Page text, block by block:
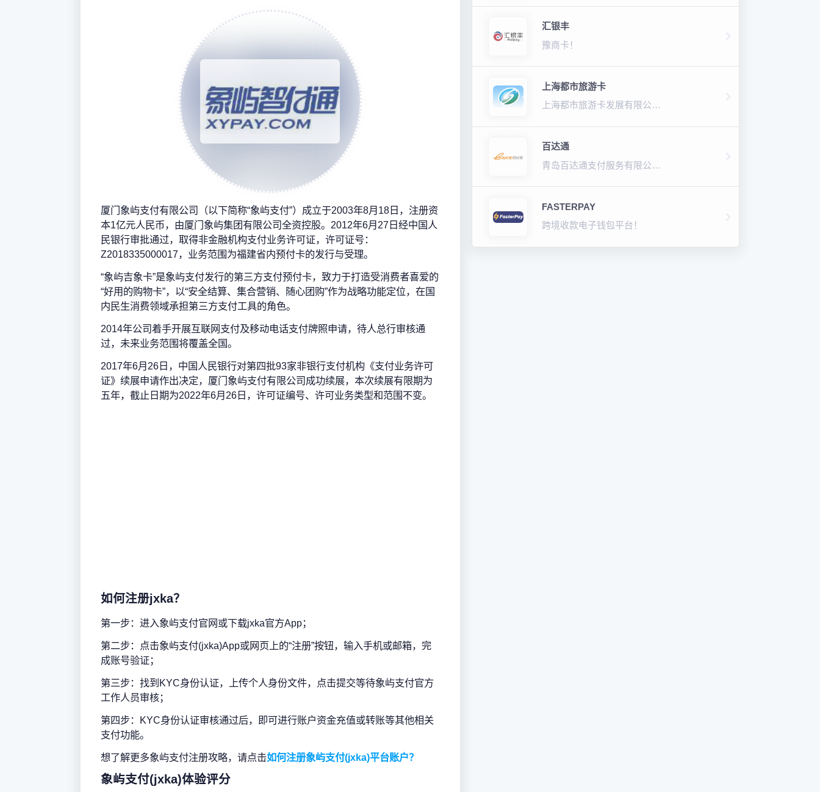
厦门象屿支付有限公司（以下简称“象屿支付”）成立于2003年8月18日，注册资
本1亿元人民币，由厦门象屿集团有限公司全资控股。2012年6月27日经中国人
民银行审批通过，取得非金融机构支付业务许可证，许可证号：
Z2018335000017，业务范围为福建省内预付卡的发行与受理。
“象屿吉象卡”是象屿支付发行的第三方支付预付卡，致力于打造受消费者喜爱的
“好用的购物卡”，以“安全结算、集合营销、随心团购”作为战略功能定位，在国
内民生消费领域承担第三方支付工具的角色。
2014年公司着手开展互联网支付及移动电话支付牌照申请，待人总行审核通
过，未来业务范围将覆盖全国。
2017年6月26日，中国人民银行对第四批93家非银行支付机构《支付业务许可
证》续展申请作出决定，厦门象屿支付有限公司成功续展，本次续展有限期为
五年，截止日期为2022年6月26日，许可证编号、许可业务类型和范围不变。
如何注册jxka？
第一步：进入象屿支付官网或下载jxka官方App；
第二步：点击象屿支付(jxka)App或网页上的“注册”按钮，输入手机或邮箱，完
成账号验证；
第三步：找到KYC身份认证，上传个人身份文件，点击提交等待象屿支付官方
工作人员审核；
第四步：KYC身份认证审核通过后，即可进行账户资金充值或转账等其他相关
支付功能。
想了解更多象屿支付注册攻略，请点击如何注册象屿支付(jxka)平台账户？
象屿支付(jxka)体验评分
汇银丰
豫商卡！
上海都市旅游卡
上海都市旅游卡发展有限公司！
百达通
青岛百达通支付服务有限公司！
FASTERPAY
跨境收款电子钱包平台！